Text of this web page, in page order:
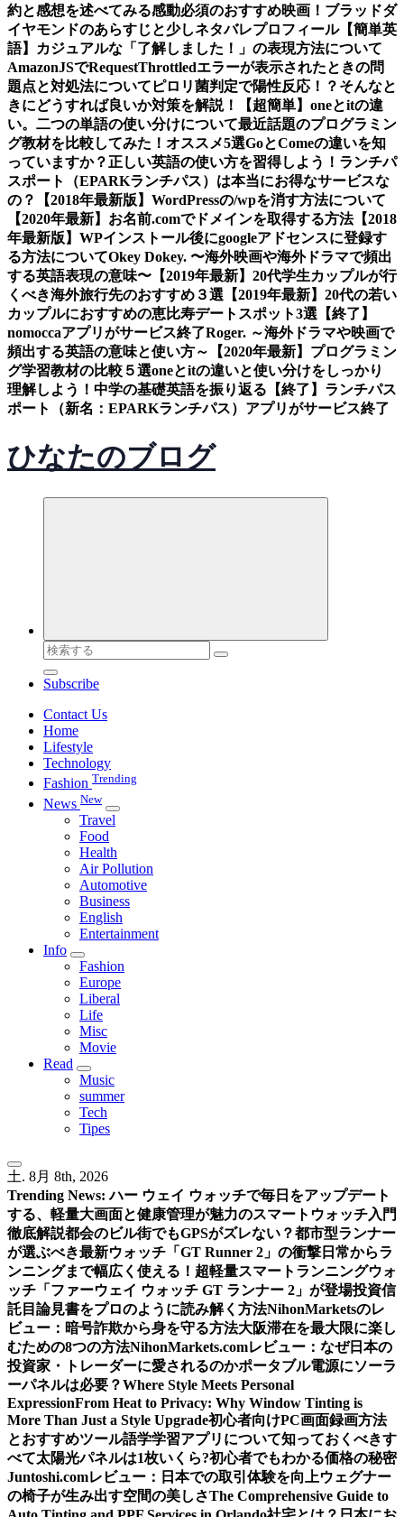
約と感想を述べてみる感動必須のおすすめ映画！ブラッドダ
イヤモンドのあらすじと少しネタバレプロフィール【簡単英
語】カジュアルな「了解しました！」の表現方法について
AmazonJSでRequestThrottledエラーが表示されたときの問
題点と対処法について ピロリ菌判定で陽性反応！？そんなと
きにどうすれば良いか対策を解説！
【超簡単】oneとitの違
い。二つの単語の使い分けについて最近話題のプログラミン
グ教材を比較してみた！オススメ5選GoとComeの違いを知
っていますか？正しい英語の使い方を習得しよう！ ランチパ
スポート（EPARKランチパス）は本当にお得なサービスな
の？
【2018年最新版】WordPressの/wpを消す方法について
【2020年最新】お名前.comでドメインを取得する方法【2018
年最新版】WPインストール後にgoogleアドセンスに登録す
る方法についてOkey Dokey. 〜海外映画や海外ドラマで頻出
する英語表現の意味〜 【2019年最新】20代学生カップルが行
くべき海外旅行先のおすすめ３選 【2019年最新】20代の若い
カップルにおすすめの恵比寿デートスポット3選 【終了】
nomoccaアプリがサービス終了Roger. ～海外ドラマや映画で
頻出する英語の意味と使い方～
【2020年最新】プログラミン
グ学習教材の比較５選oneとitの違いと使い分けをしっかり
理解しよう！中学の基礎英語を振り返る 【終了】ランチパス
ポート（新名：EPARKランチパス）アプリがサービス終了
ひなたのブログ
検
索
対
Subscribe
Contact Us
Home
Lifestyle
Technology
Fashion Trending
News New
Travel
Food
Health
Air Pollution
Automotive
Business
English
Entertainment
Info
Fashion
Europe
Liberal
Life
Misc
Movie
Read
Music
summer
Tech
Tipes
土. 8月 8th, 2026
Trending News: ハー ウェイ ウォッチで毎日をアップデート
する、軽量大画面と健康管理が魅力のスマートウォッチ入門
徹底解説都会のビル街でもGPSがズレない？都市型ランナー
が選ぶべき最新ウォッチ「GT Runner 2」の衝撃 日常からラ
ンニングまで幅広く使える！超軽量スマートランニングウォ
ッチ「ファーウェイ ウォッチ GT ランナー 2」が登場投資信
託目論見書をプロのように読み解く方法NihonMarketsのレ
ビュー：暗号詐欺から身を守る方法大阪滞在を最大限に楽し
むための8つの方法NihonMarkets.comレビュー：なぜ日本の
投資家・トレーダーに愛されるのかポータブル電源にソーラ
ーパネルは必要？Where Style Meets Personal
ExpressionFrom Heat to Privacy: Why Window Tinting is
More Than Just a Style Upgrade初心者向けPC画面録画方法
とおすすめツール語学学習アプリについて知っておくべきす
べて太陽光パネルは1枚いくら?初心者でもわかる価格の秘密
Juntoshi.comレビュー：日本での取引体験を向上ウェグナー
の椅子が生み出す空間の美しさThe Comprehensive Guide to